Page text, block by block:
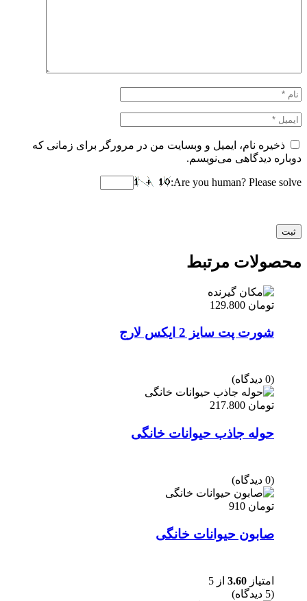
ذخیره نام، ایمیل و وبسایت من در مرورگر برای زمانی که
دوباره دیدگاهی می‌نویسم.
Are you human? Please solve:
محصولات مرتبط
تومان
شورت پت سایز 2 ایکس لارج
(0 دیدگاه)
تومان
حوله جاذب حیوانات خانگی
(0 دیدگاه)
تومان
صابون حیوانات خانگی
امتیاز 3.60 از 5
(5 دیدگاه)